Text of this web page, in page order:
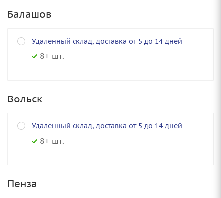
Балашов
Удаленный склад, доставка от 5 до 14 дней
8+ шт.
Вольск
Удаленный склад, доставка от 5 до 14 дней
8+ шт.
Пенза